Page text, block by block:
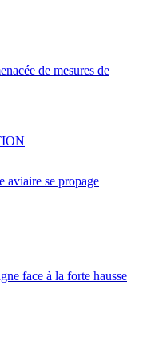
de mesures de
aviaire se propage
face à la forte hausse